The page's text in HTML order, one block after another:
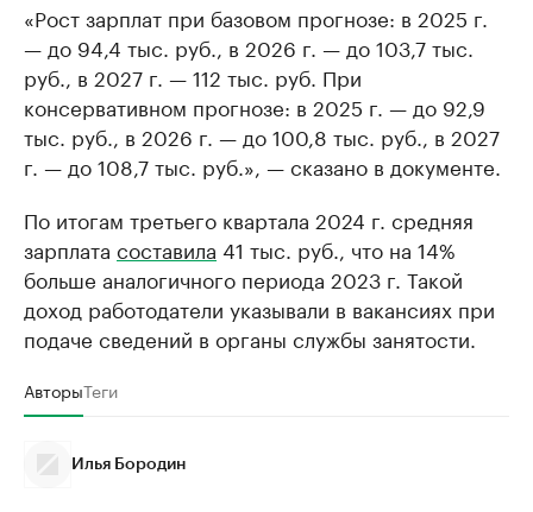
«Рост зарплат при базовом прогнозе: в 2025 г.
— до 94,4 тыс. руб., в 2026 г. — до 103,7 тыс.
руб., в 2027 г. — 112 тыс. руб. При
консервативном прогнозе: в 2025 г. — до 92,9
тыс. руб., в 2026 г. — до 100,8 тыс. руб., в 2027
г. — до 108,7 тыс. руб.», — сказано в документе.
По итогам третьего квартала 2024 г. средняя
зарплата составила 41 тыс. руб., что на 14%
больше аналогичного периода 2023 г. Такой
доход работодатели указывали в вакансиях при
подаче сведений в органы службы занятости.
АвторыТеги
Илья Бородин